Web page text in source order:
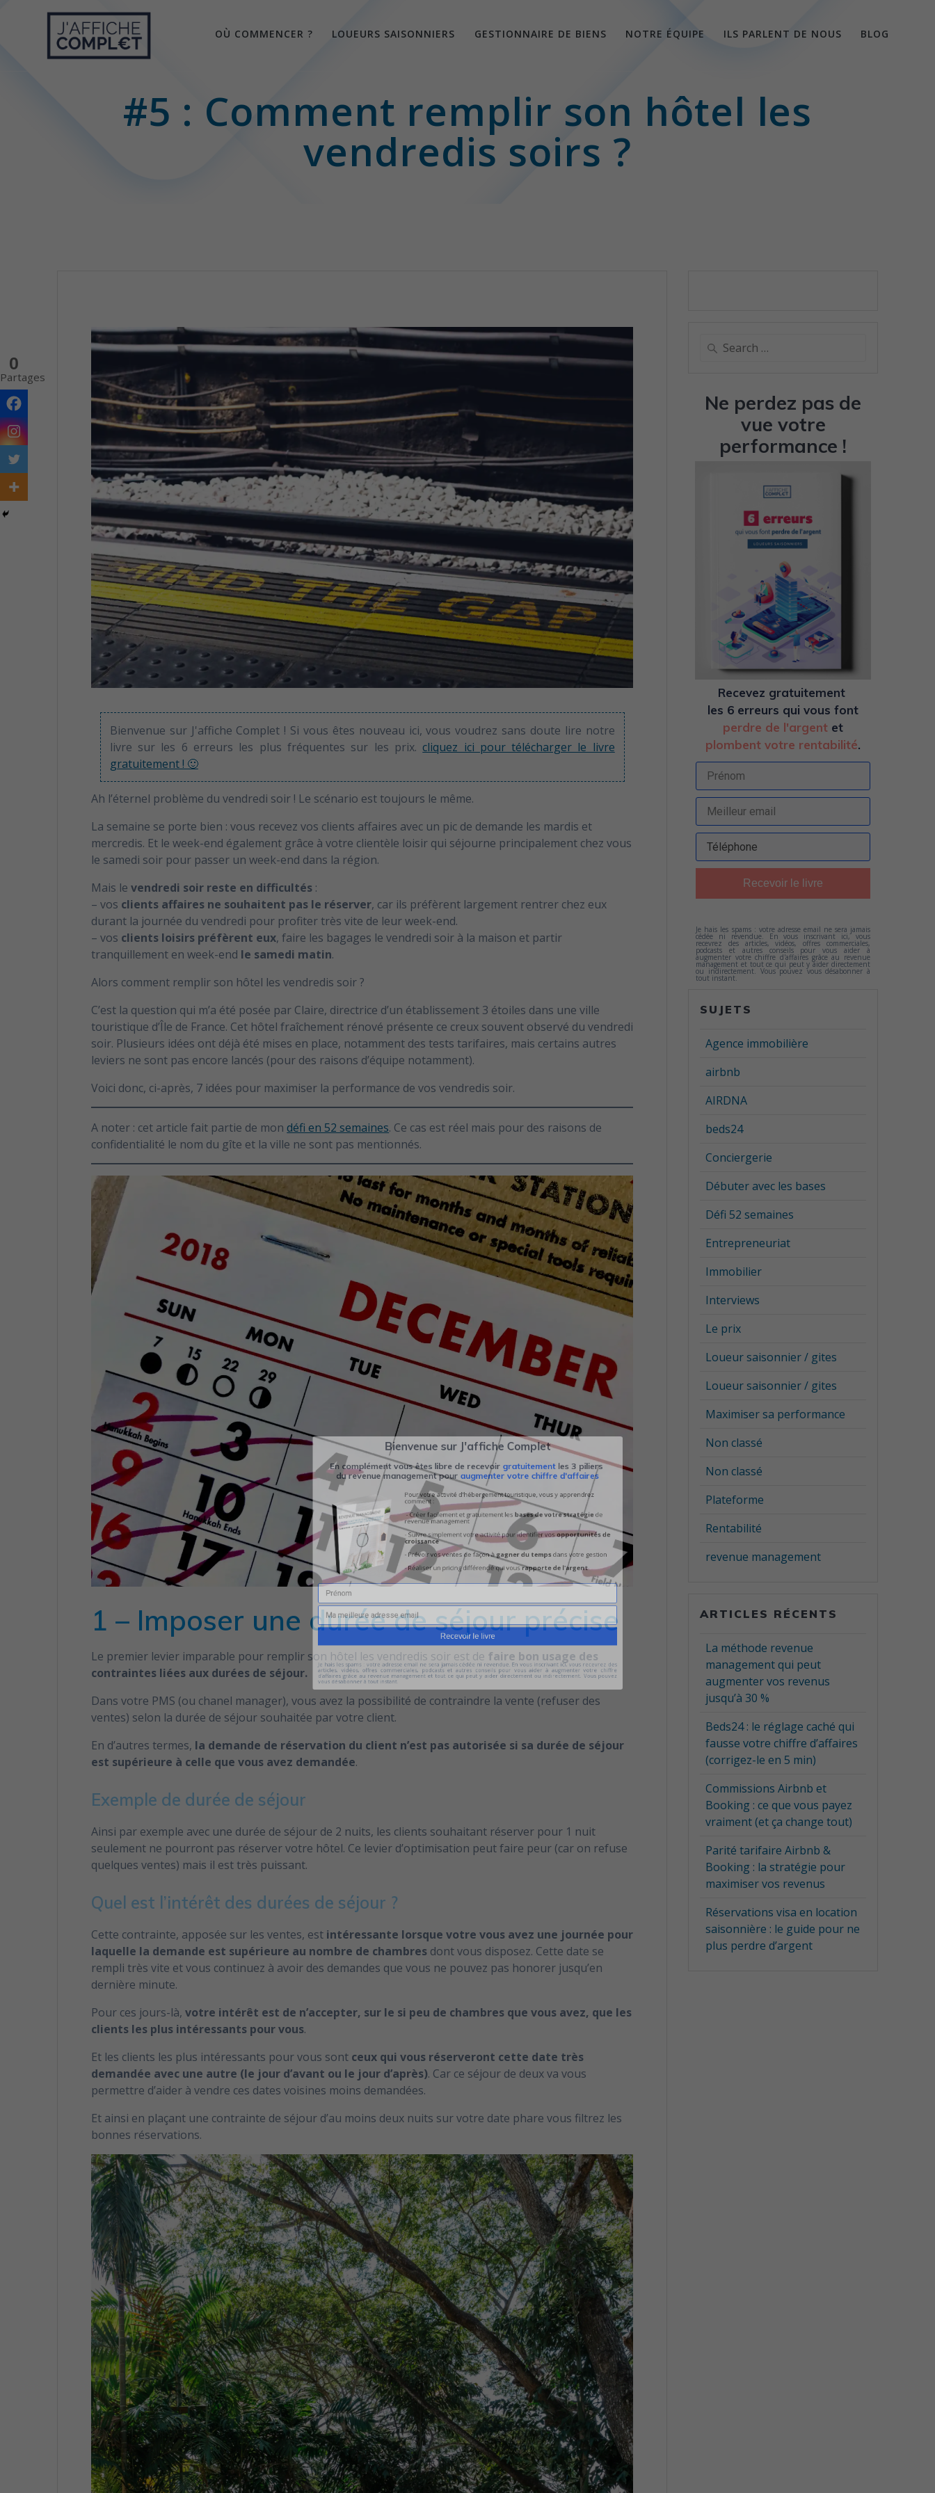
OÙ COMMENCER ? LOUEURS SAISONNIERS GESTIONNAIRE DE BIENS NOTRE ÉQUIPE ILS PARLENT DE NOUS BLOG
#5 : Comment remplir son hôtel les
vendredis soirs ?
Bienvenue sur J'affiche Complet ! Si vous êtes nouveau ici, vous voudrez sans doute lire notre
livre sur les 6 erreurs les plus fréquentes sur les prix.cliquez ici pour télécharger le livre
gratuitement ! 🙂
Ah l’éternel problème du vendredi soir ! Le scénario est toujours le même.
La semaine se porte bien : vous recevez vos clients affaires avec un pic de demande les mardis et
mercredis. Et le week-end également grâce à votre clientèle loisir qui séjourne principalement chez vous
le samedi soir pour passer un week-end dans la région.
Mais levendredi soir reste en difficultés :
– vos clients affaires ne souhaitent pas le réserver, car ils préfèrent largement rentrer chez eux
durant la journée du vendredi pour profiter très vite de leur week-end.
– vos clients loisirs préfèrent eux, faire les bagages le vendredi soir à la maison et partir
tranquillement en week-end le samedi matin.
Alors comment remplir son hôtel les vendredis soir ?
C’est la question qui m’a été posée par Claire, directrice d’un établissement 3 étoiles dans une ville
touristique d’Île de France. Cet hôtel fraîchement rénové présente ce creux souvent observé du vendredi
soir. Plusieurs idées ont déjà été mises en place, notamment des tests tarifaires, mais certains autres
leviers ne sont pas encore lancés (pour des raisons d’équipe notamment).
Voici donc, ci-après, 7 idées pour maximiser la performance de vos vendredis soir.
A noter : cet article fait partie de mondéfi en 52 semaines. Ce cas est réel mais pour des raisons de
confidentialité le nom du gîte et la ville ne sont pas mentionnés.
1 – Imposer une durée de séjour précise
Le premier levier imparable pour remplir son hôtel les vendredis soir est de faire bon usage des
contraintes liées aux durées de séjour.
Dans votre PMS (ou chanel manager), vous avez la possibilité de contraindre la vente (refuser des
ventes) selon la durée de séjour souhaitée par votre client.
En d’autres termes, la demande de réservation du client n’est pas autorisée si sa durée de séjour
est supérieure à celle que vous avez demandée.
Exemple de durée de séjour
Ainsi par exemple avec une durée de séjour de 2 nuits, les clients souhaitant réserver pour 1 nuit
seulement ne pourront pas réserver votre hôtel. Ce levier d’optimisation peut faire peur (car on refuse
quelques ventes) mais il est très puissant.
Quel est l’intérêt des durées de séjour ?
Cette contrainte, apposée sur les ventes, est intéressante lorsque votre vous avez une journée pour
laquelle la demande est supérieure au nombre de chambres dont vous disposez. Cette date se
rempli très vite et vous continuez à avoir des demandes que vous ne pouvez pas honorer jusqu’en
dernière minute.
Pour ces jours-là,votre intérêt est de n’accepter, sur le si peu de chambres que vous avez, que les
clients les plus intéressants pour vous.
Et les clients les plus intéressants pour vous sont ceux qui vous réserveront cette date très
demandée avec une autre (le jour d’avant ou le jour d’après). Car ce séjour de deux va vous
permettre d’aider à vendre ces dates voisines moins demandées.
Et ainsi en plaçant une contrainte de séjour d’au moins deux nuits sur votre date phare vous filtrez les
bonnes réservations.
0
Partages
Search
Ne perdez pas de
vue votre
performance !
Recevez gratuitement
les 6 erreurs qui vous font
perdre de l'argent et
plombent votre rentabilité.
Recevoir le livre
Je hais les spams : votre adresse email ne sera jamais
cédée ni revendue. En vous inscrivant ici, vous
recevrez des articles, vidéos, offres commerciales,
podcasts et autres conseils pour vous aider à
augmenter votre chiffre d'affaires grâce au revenue
management et tout ce qui peut y aider directement
ou indirectement. Vous pouvez vous désabonner à
tout instant.
SUJETS
Agence immobilière
airbnb
AIRDNA
beds24
Conciergerie
Débuter avec les bases
Défi 52 semaines
Entrepreneuriat
Immobilier
Interviews
Le prix
Loueur saisonnier / gites
Loueur saisonnier / gites
Maximiser sa performance
Non classé
Non classé
Plateforme
Rentabilité
revenue management
ARTICLES RÉCENTS
La méthode revenue
management qui peut
augmenter vos revenus
jusqu’à 30 %
Beds24 : le réglage caché qui
fausse votre chiffre d’affaires
(corrigez-le en 5 min)
Commissions Airbnb et
Booking : ce que vous payez
vraiment (et ça change tout)
Parité tarifaire Airbnb &
Booking : la stratégie pour
maximiser vos revenus
Réservations visa en location
saisonnière : le guide pour ne
plus perdre d’argent
Bienvenue sur J'affiche Complet
En complément vous êtes libre de recevoir gratuitement les 3 piliers
du revenue management pour augmenter votre chiffre d'affaires
Pour votre activité d'hébergement touristique, vous y apprendrez
comment :
- Créer facilement et gratuitement lesbases de votre stratégie
revenue management
- Suivre simplement votre activité pour
identifier vosopportunités de
croissance
- Prévoir vos ventes de façon àgagner du tempsdans votre gestion
- Réaliser un pricing différencié quivousrapporte de l'argent
Recevoir le livre
Je hais les spams : votre adresse email ne sera jamais cédée ni revendue. En vous inscrivant ici, vous recevrez des
articles, vidéos, offres commerciales, podcasts et autres conseils pour vous aider à augmenter votre chiffre